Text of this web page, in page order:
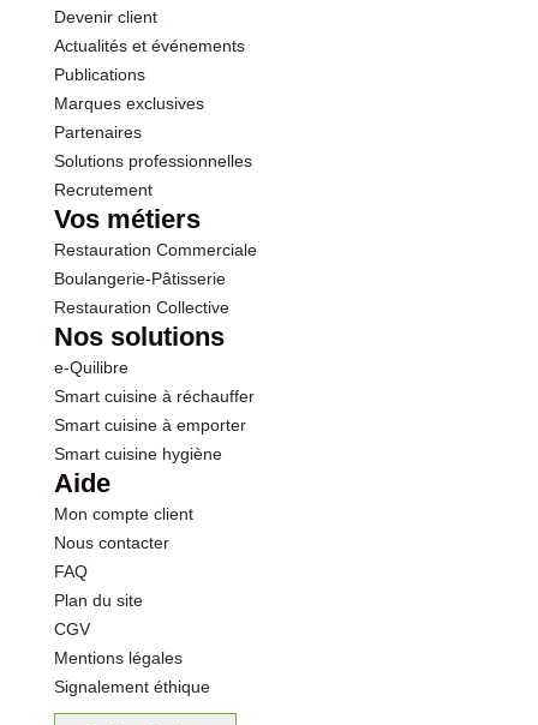
Devenir client
Actualités et événements
Publications
Marques exclusives
Partenaires
Solutions professionnelles
Recrutement
Vos métiers
Restauration Commerciale
Boulangerie-Pâtisserie
Restauration Collective
Nos solutions
e-Quilibre
Smart cuisine à réchauffer
Smart cuisine à emporter
Smart cuisine hygiène
Aide
Mon compte client
Nous contacter
FAQ
Plan du site
CGV
Mentions légales
Signalement éthique